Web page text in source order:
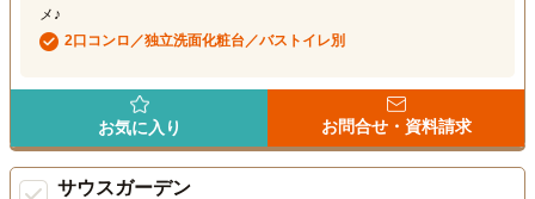
メ♪
2口コンロ／独立洗面化粧台／バストイレ別
お気に入り お問合せ・資料請求
サウスガーデン